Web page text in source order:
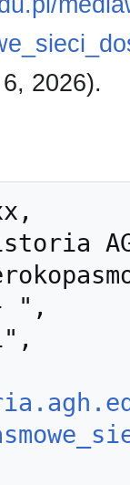
2026).
",